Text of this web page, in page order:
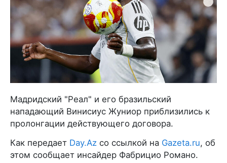
Мадридский "Реал" и его бразильский
нападающий Винисиус Жуниор приблизились к
пролонгации действующего договора.
Как передает Day.Az со ссылкой на Gazeta.ru, об
этом сообщает инсайдер Фабрицио Романо.